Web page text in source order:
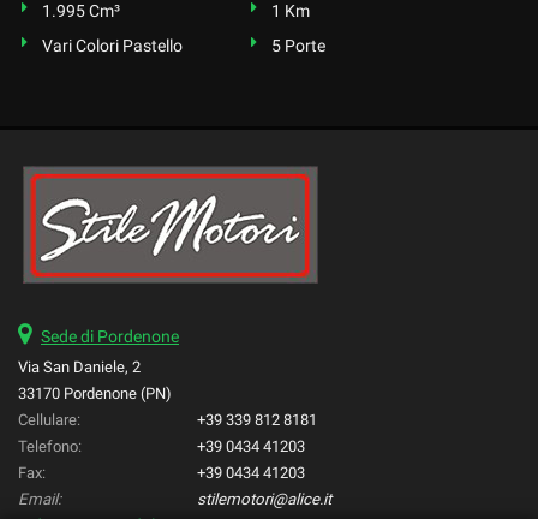
1.995 Cm³
1 Km
Vari Colori Pastello
5 Porte
Sede di Pordenone
Via San Daniele, 2
33170 Pordenone (PN)
Cellulare:
+39 339 812 8181
Telefono:
+39 0434 41203
Fax:
+39 0434 41203
Email:
stilemotori@alice.it